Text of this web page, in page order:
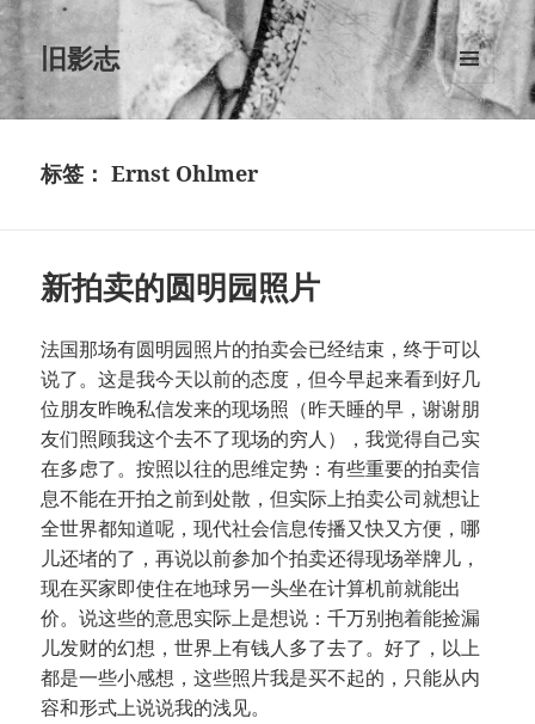
旧影志
菜单和
挂件
标签：Ernst Ohlmer
新拍卖的圆明园照片
法国那场有圆明园照片的拍卖会已经结束，终于可以
说了。这是我今天以前的态度，但今早起来看到好几
位朋友昨晚私信发来的现场照（昨天睡的早，谢谢朋
友们照顾我这个去不了现场的穷人），我觉得自己实
在多虑了。按照以往的思维定势：有些重要的拍卖信
息不能在开拍之前到处散，但实际上拍卖公司就想让
全世界都知道呢，现代社会信息传播又快又方便，哪
儿还堵的了，再说以前参加个拍卖还得现场举牌儿，
现在买家即使住在地球另一头坐在计算机前就能出
价。说这些的意思实际上是想说：千万别抱着能捡漏
儿发财的幻想，世界上有钱人多了去了。好了，以上
都是一些小感想，这些照片我是买不起的，只能从内
容和形式上说说我的浅见。